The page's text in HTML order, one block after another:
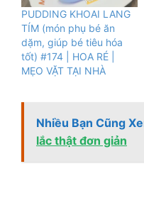
PUDDING KHOAI LANG
TÍM (món phụ bé ăn
dặm, giúp bé tiêu hóa
tốt) #174 | HOA RÉ |
MẸO VẶT TẠI NHÀ
Nhiều Bạn Cũng
lắc thật đơn giản